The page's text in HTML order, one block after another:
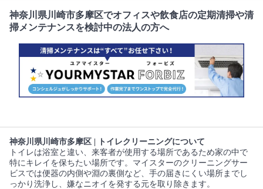
神奈川県川崎市多摩区でオフィスや飲食店の定期清掃や清
掃メンテナンスを検討中の法人の方へ
神奈川県川崎市多摩区 | トイレクリーニングについて
トイレは浴室と違い、来客者が使用する場所であるため家の中で
特にキレイを保ちたい場所です。マイスターのクリーニングサー
ビスでは便器の内側や淵の裏側など、手の届きにくい場所までし
っかり洗浄し、嫌なニオイを発する元を取り除きます。